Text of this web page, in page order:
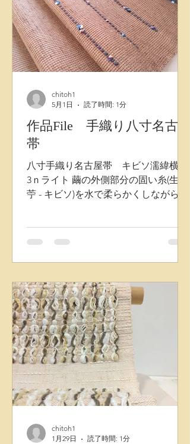
作品File 手織り八寸名古屋
帯
八寸手織り名古屋帯 キビソ濡緯横段
3ｎライト 繭の外側部分の固い糸(生皮
苧 - キビソ)を水で柔らかくしながら織
長くお使いいただけます。 今回発表さ
さを工夫し、よりしなやかな風合いへ
と進化させ、表層のドット形状も控え
めに織りあがりました。 真夏でも軽や
かにモダンな装いをお楽しみいただけ
ます。
chitoh1
5月1日
読了時間: 1分
chitoh1
1月29日
読了時間: 1分